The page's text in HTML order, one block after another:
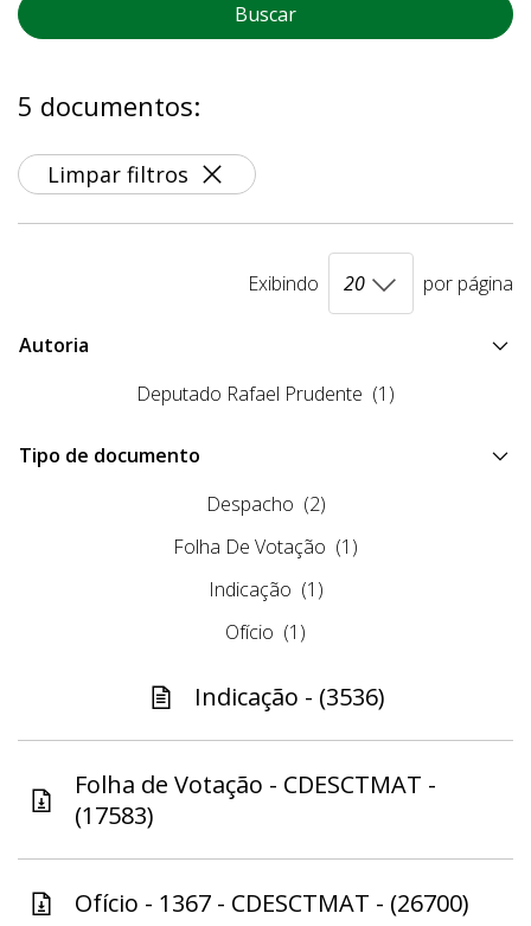
Buscar
5 documentos:
Limpar filtros
Exibindo por página
Autoria
Deputado Rafael Prudente (1)
Tipo de documento
Despacho (2)
Folha De Votação (1)
Indicação (1)
Ofício (1)
Indicação - (3536)
Folha de Votação - CDESCTMAT -
(17583)
Ofício - 1367 - CDESCTMAT - (26700)